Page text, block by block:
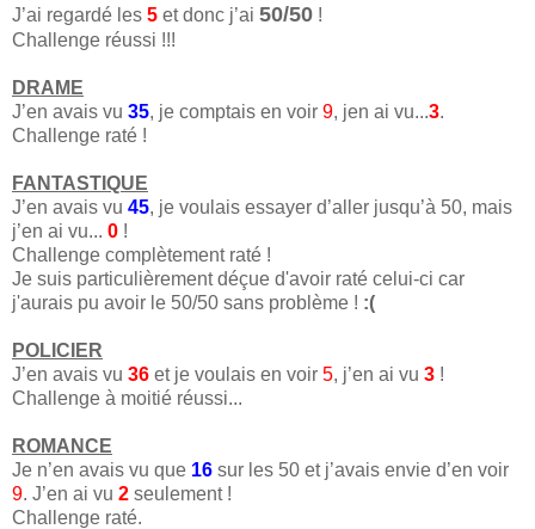
J’ai regardé les 5 et donc j’ai 50/50 !
Challenge réussi !!!
DRAME
J’en avais vu 35, je comptais en voir 9, jen ai vu...3.
Challenge raté !
FANTASTIQUE
J’en avais vu 45, je voulais essayer d’aller jusqu’à 50, mais
j’en ai vu... 0 !
Challenge complètement raté !
Je suis particulièrement déçue d'avoir raté celui-ci car
j'aurais pu avoir le 50/50 sans problème ! :(
POLICIER
J’en avais vu 36 et je voulais en voir 5, j’en ai vu 3 !
Challenge à moitié réussi...
ROMANCE
Je n’en avais vu que 16 sur les 50 et j’avais envie d’en voir
9. J’en ai vu 2 seulement !
Challenge raté.